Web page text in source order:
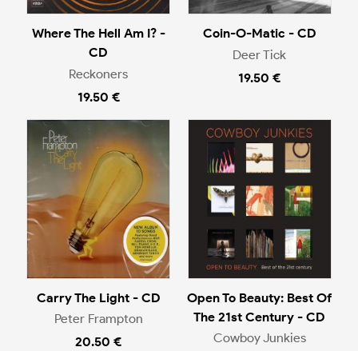
Where The Hell Am I? -
CD
Reckoners
19.50 €
Coin-O-Matic - CD
Deer Tick
19.50 €
Carry The Light - CD
Peter Frampton
20.50 €
Open To Beauty: Best Of
The 21st Century - CD
Cowboy Junkies